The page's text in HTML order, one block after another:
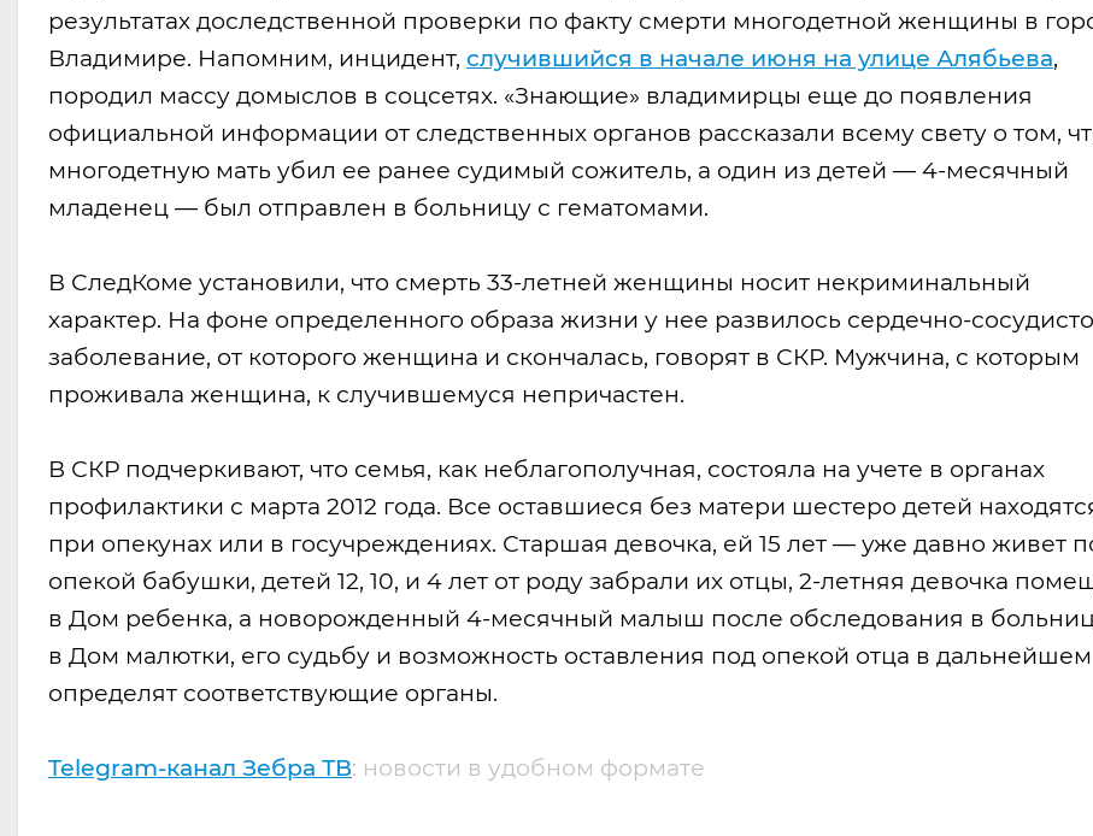
результатах доследственной проверки по факту смерти многодетной женщины в
Владимире. Напомним, инцидент, случившийся в начале июня на улице Алябьева,
породил массу домыслов в соцсетях. «Знающие» владимирцы еще до появления
официальной информации от следственных органов рассказали всему свету о том,
многодетную мать убил ее ранее судимый сожитель, а один из детей — 4-месячный
младенец — был отправлен в больницу с гематомами.
В СледКоме установили, что смерть 33-летней женщины носит некриминальный
характер. На фоне определенного образа жизни у нее развилось сердечно-
заболевание, от которого женщина и скончалась, говорят в СКР. Мужчина, с которым
проживала женщина, к случившемуся непричастен.
В СКР подчеркивают, что семья, как неблагополучная, состояла на учете в органах
профилактики с марта 2012 года. Все оставшиеся без матери шестеро детей
при опекунах или в госучреждениях. Старшая девочка, ей 15 лет — уже давно живет
опекой бабушки, детей 12, 10, и 4 лет от роду забрали их отцы, 2-летняя девочка
в Дом ребенка, а новорожденный 4-месячный малыш после обследования в
в Дом малютки, его судьбу и возможность оставления под опекой отца в дальнейшем
определят соответствующие органы.
Telegram-канал Зебра ТВ: новости в удобном формате